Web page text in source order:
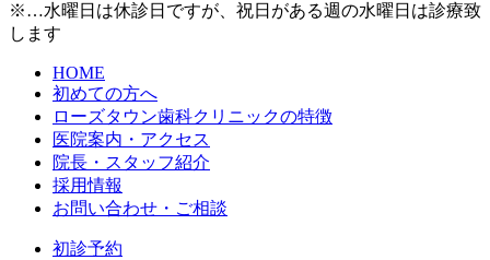
※…水曜日は休診日ですが、祝日がある週の水曜日は診療致
します
HOME
初めての方へ
ローズタウン歯科クリニックの特徴
医院案内・アクセス
院長・スタッフ紹介
採用情報
お問い合わせ・ご相談
初診予約